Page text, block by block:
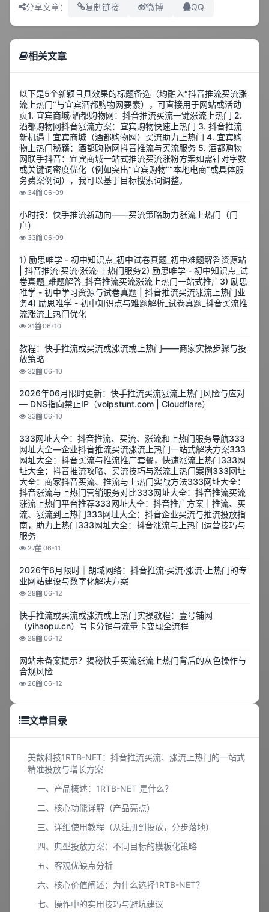
分享文章： 复制链接 微博 QQ
文章目录
美数科技1RTB-NET：抖音推流买流、涨流上热门的一站式
精准投放与增长方案
一、产品概述：1RTB-NET 是什么？
二、核心功能详解（产品亮点）
三、详细使用教程（从注册到投放，分步落地）
四、典型投放方案：不同目标的模板化策略
五、客观优缺点分析
六、核心价值阐述：为什么选择1RTB-NET？
七、操作中的实用技巧与避坑建议
相关文章
以下是5个新颖且具效果的标题备选（均融入“抖音推流买流涨
流上热门”与宜宾酒都购物网要素），可直接用于网站或活动
页1. 宜宾商城·酒都购物网：抖音推流买流一键涨流上热门 2.
酒都购物网抖音涨流方案：宜宾购物快速上热门 3. 抖音推流
新机遇｜宜宾商城（酒都购物网）买流助力上热门 4. 宜宾购
物上热门秘籍：酒都购物网抖音推流与买流服务 5. 酒都购物
网联手抖音：宜宾商城一站式推流买流涨粉方案如需针对字数
或关键词密度优化（例如突出“宜宾购物”“本地电商”或具体服
务费案例词），我可以基于目标搜索词调整。
34 06-09
小时报：快手推流新动向——买流策略助力涨流上热门（门
户）
33 06-09
1) 励思唯学 - 初中知识点_初中试卷真题_初中难题解答资源站
| 抖音推流·买流·涨流·上热门服务2) 励思唯学 - 初中知识点_试
卷真题_难题解答_抖音推流买流涨流上热门一站式推广3) 励思
唯学 - 初中学习资源与试卷真题 | 抖音推流买流涨流上热门业
务4) 励思唯学 - 初中知识点与难题解析_试卷真题_抖音买流推
流涨流上热门优化
31 06-10
教程：快手推流或买流或涨流或上热门——商家实操步骤与投
放策略
32 06-10
2026年06月限时更新：快手推流买流涨流上热门风险与应对
— DNS指向禁止IP（voipstunt.com | Cloudflare）
33 06-10
333网址大全：抖音推流、买流、涨流和上热门服务导航333
网址大全—企业抖音推流买流涨流上热门一站式解决方案333
网址大全：抖音买流与推流推广套餐，快速涨流上热门333网
址大全：抖音推流攻略、买流技巧与涨流上热门案例333网址
大全：商家抖音买流、推流与上热门实战方法333网址大全：
抖音涨流与上热门营销服务对比333网址大全：抖音推流买流
涨流上热门平台推荐333网址大全：抖音推广方案｜推流、买
流、涨流到上热门333网址大全：抖音企业买流与推流投放指
南，助力上热门333网址大全：抖音涨流与上热门运营技巧与
服务
27 06-11
2026年6月限时｜朗域网络：抖音推流·买流·涨流·上热门的专
业网站建设与数字化解决方案
28 06-12
快手推流或买流或涨流或上热门实操教程：壹号铺网
（yihaopu.cn）号卡分销与流量卡变现全流程
29 06-12
网站未备案提示？揭秘快手买流涨流上热门背后的灰色操作与
合规风险
26 06-12